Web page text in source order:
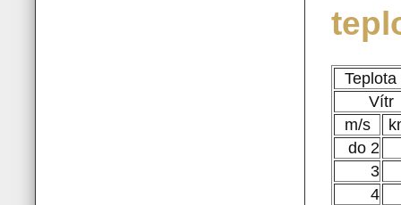
Teplota
Vítr
m/s
do 2
3
4